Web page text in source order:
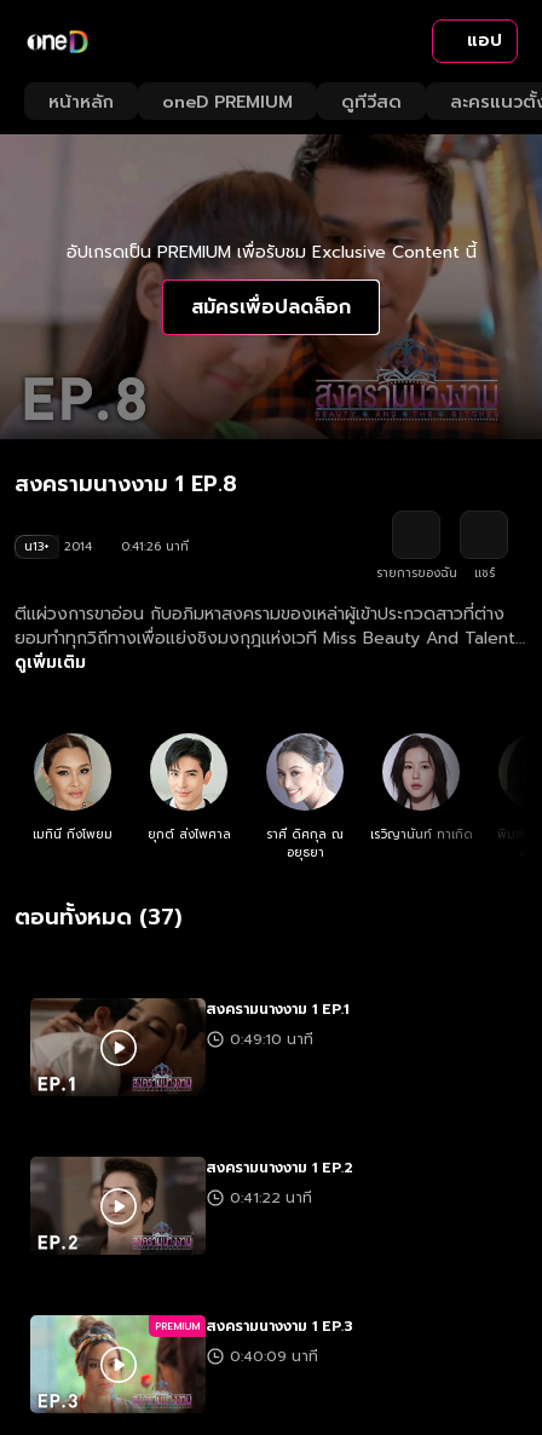
แอป
หน้าหลัก oneD PREMIUM ดูทีวีสด ละครแนวตั้
อัปเกรดเป็น PREMIUM เพื่อรับชม Exclusive Content นี้
สมัครเพื่อปลดล็อก
สงครามนางงาม 1 EP.8
น13+ 2014
0:41:26 นาที
รายการของฉัน
แชร์
ตีแผ่วงการขาอ่อน กับอภิมหาสงครามของเหล่าผู้เข้าประกวดสาวที่ต่าง
ยอมทำทุกวิถีทางเพื่อแย่งชิงมงกุฎแห่งเวที Miss Beauty And Talent
Thailand ซึ่งเต็มไปด้วยเบื้องหลังดำมืดที่คุณคาดไม่ถึง!
ดูเพิ่มเติม
เมทินี กิ่งโพยม ยุกต์ ส่งไพศาล
ราศี ดิศกุล ณ
อยุธยา
เรวิญานันท์ ทาเกิด
พิมพ์จิร
ตอนทั้งหมด (37)
สงครามนางงาม 1 EP.1
0:49:10 นาที
สงครามนางงาม 1 EP.2
0:41:22 นาที
PREMIUM สงครามนางงาม 1 EP.3
0:40:09 นาที